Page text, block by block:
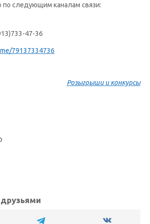
по следующим каналам связи:
47-36
79137334736
Розыгрыши и конкурсы